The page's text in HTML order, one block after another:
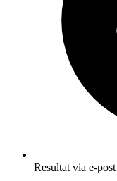
Resultat via e-